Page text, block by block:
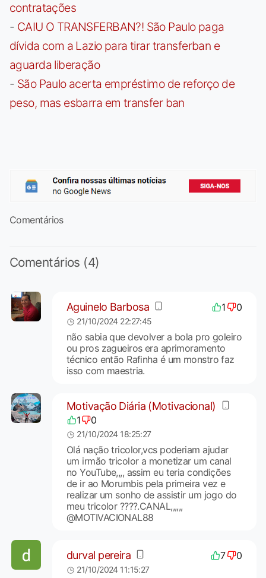
contratações
- CAIU O TRANSFERBAN?! São Paulo paga
dívida com a Lazio para tirar transferban e
aguarda liberação
- São Paulo acerta empréstimo de reforço de
peso, mas esbarra em transfer ban
Comentários
Comentários (4)
Aguinelo Barbosa 1 0
21/10/2024 22:27:45
não sabia que devolver a bola pro goleiro
ou pros zagueiros era aprimoramento
técnico então Rafinha é um monstro faz
isso com maestria.
Motivação Diária (Motivacional)
1 0
21/10/2024 18:25:27
Olá nação tricolor,vcs poderiam ajudar
um irmão tricolor a monetizar um canal
no YouTube,,,, assim eu teria condições
de ir ao Morumbis pela primeira vez e
realizar um sonho de assistir um jogo do
meu tricolor ????.CANAL,,,,,,
@MOTIVACIONAL88
durval pereira 7 0
21/10/2024 11:15:27